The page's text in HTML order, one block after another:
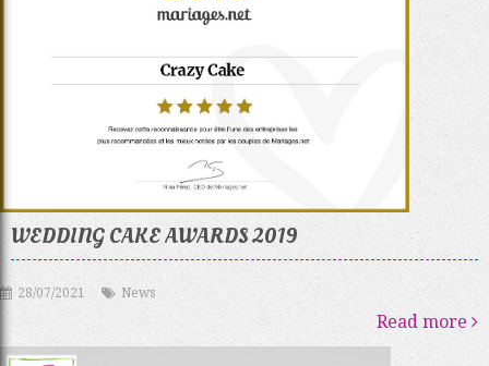
WEDDING CAKE AWARDS 2019
28/07/2021 News
Read more